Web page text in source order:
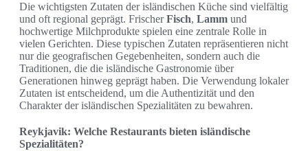
Die wichtigsten Zutaten der isländischen Küche sind vielfältig
und oft regional geprägt. FrischerFisch, Lamm und
hochwertige Milchprodukte spielen eine zentrale Rolle in
vielen Gerichten. Diese typischen Zutaten repräsentieren nicht
nur die geografischen Gegebenheiten, sondern auch die
Traditionen, die die isländische Gastronomie über
Generationen hinweg geprägt haben. Die Verwendung lokaler
Zutaten ist entscheidend, um die Authentizität und den
Charakter der isländischen Spezialitäten zu bewahren.
Reykjavik: Welche Restaurants bieten isländische
Spezialitäten?